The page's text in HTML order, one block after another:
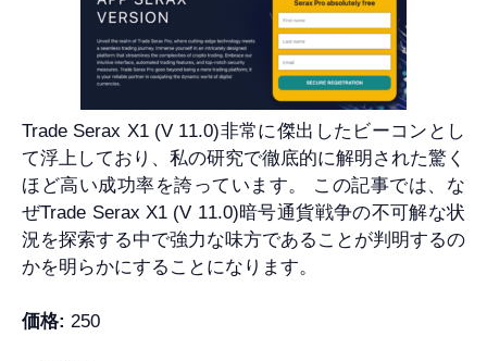
Trade Serax X1 (V 11.0)非常に傑出したビーコンとし
て浮上しており、私の研究で徹底的に解明された驚く
ほど高い成功率を誇っています。 この記事では、な
ぜTrade Serax X1 (V 11.0)暗号通貨戦争の不可解な状
況を探索する中で強力な味方であることが判明するの
かを明らかにすることになります。
価格: 250